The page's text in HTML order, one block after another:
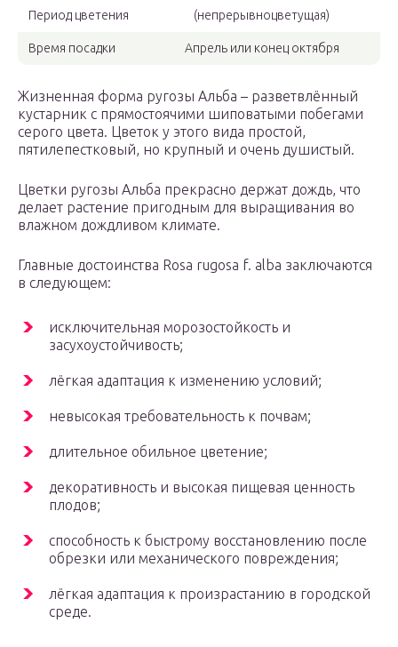
Период цветения (непрерывноцветущая)
Время посадки Апрель или конец октября
Жизненная форма ругозы Альба – разветвлённый
кустарник с прямостоячими шиповатыми побегами
серого цвета. Цветок у этого вида простой,
пятилепестковый, но крупный и очень душистый.
Цветки ругозы Альба прекрасно держат дождь, что
делает растение пригодным для выращивания во
влажном дождливом климате.
Главные достоинства Rosa rugosa f. alba заключаются
в следующем:
исключительная морозостойкость и
засухоустойчивость;
лёгкая адаптация к изменению условий;
невысокая требовательность к почвам;
длительное обильное цветение;
декоративность и высокая пищевая ценность
плодов;
способность к быстрому восстановлению после
обрезки или механического повреждения;
лёгкая адаптация к произрастанию в городской
среде.